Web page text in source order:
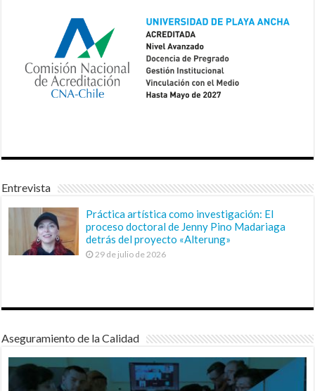
Entrevista
Práctica artística como investigación: El
proceso doctoral de Jenny Pino Madariaga
detrás del proyecto «Alterung»
29 de julio de 2026
Aseguramiento de la Calidad